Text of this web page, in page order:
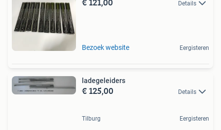
Details
Bezoek website Eergisteren
ladegeleiders
€ 125,00 Details
Tilburg Eergisteren